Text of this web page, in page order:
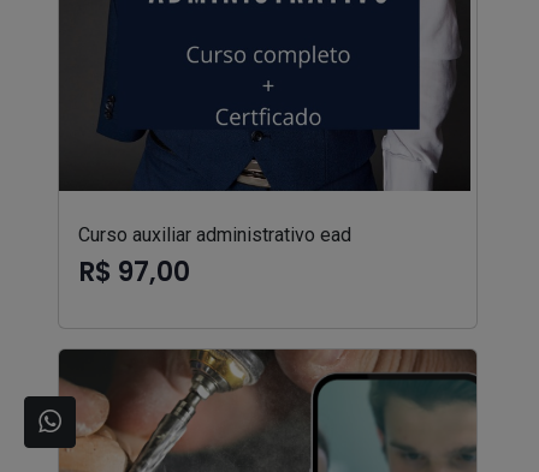
Curso auxiliar administrativo ead
R$ 97,00